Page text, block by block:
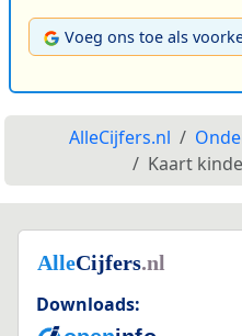
Voeg ons toe als
AlleCijfers.nl
Kaart
Downloads: